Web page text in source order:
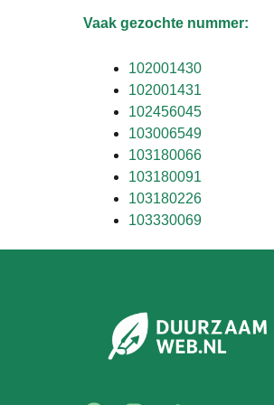
Vaak gezochte nummer:
102001430
102001431
102456045
103006549
103180066
103180091
103180226
103330069